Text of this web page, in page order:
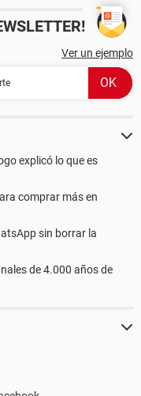
Ver un ejemplo
explicó lo que es
comprar más en
sin borrar la
de 4.000 años de